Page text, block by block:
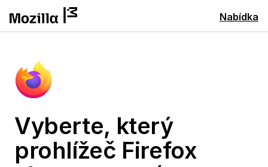
Nabídka
Vyberte, který
prohlížeč Firefox